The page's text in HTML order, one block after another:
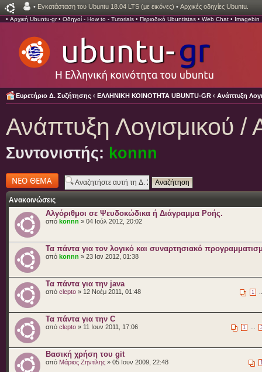
• Εγκατάσταση του Ubuntu 18.04 LTS (με εικόνες) • Αρχικές οδηγίες Ubuntu.
• Αρχική Ubuntu-gr• Οδηγοί - How to - Tutorials • Περιοδικό Ubuntistas • Web Chat • Imagebin
Ευρετήριο Δ. Συζήτησης ‹ ΕΛΛΗΝΙΚΗ ΚΟΙΝΟΤΗΤΑ UBUNTU-GR ‹ Ανάπτυξη
Ανάπτυξη Λογισμικού /
Συντονιστής: konnn
Δημιουργία νέου
θέματος
Ανακοινώσεις
Αλγόριθμοι σε Ψευδοκώδικα ή Διάγραμμα Ροής.
από konnn » 04 Ιούλ 2012, 20:02
Τα πάντα για τον λογικό και συναρτησιακό
από konnn » 23 Ιαν 2012, 01:38
Τα πάντα για την java
1
από clepto » 12 Νοέμ 2011, 01:48
Τα πάντα για την C
1
από clepto » 11 Ιουν 2011, 17:06
Βασική χρήση του git
από Μάριος Ζηντίλης » 05 Ιουν 2009, 22:48